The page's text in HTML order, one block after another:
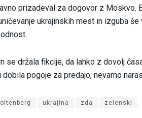
prizadeval za dogovor z Moskvo.
ukrajinskih mest in izguba
se držala fikcije, da lahko z dovolj
pogoje za predajo, nevarno
ukrajina zda zelenski